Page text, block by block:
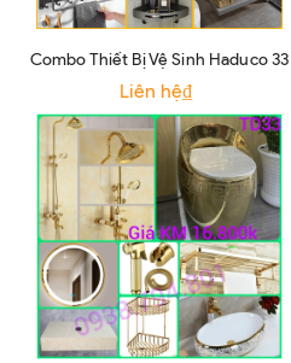
Combo Thiết Bị Vệ Sinh Haduco 33
Liên hệ₫